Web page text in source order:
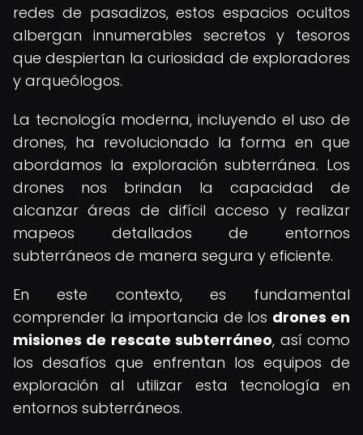
redes de pasadizos, estos espacios ocultos
albergan innumerables secretos y tesoros
que despiertan la curiosidad de exploradores
y arqueólogos.
La tecnología moderna, incluyendo el uso de
drones, ha revolucionado la forma en que
abordamos la exploración subterránea. Los
drones nos brindan la capacidad de
alcanzar áreas de difícil acceso y realizar
mapeos detallados de entornos
subterráneos de manera segura y eficiente.
En este contexto, es fundamental
comprender la importancia de los drones en
misiones de rescate subterráneo, así como
los desafíos que enfrentan los equipos de
exploración al utilizar esta tecnología en
entornos subterráneos.